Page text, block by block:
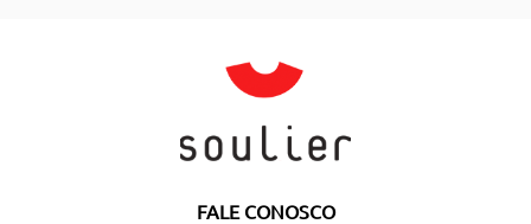
FALE CONOSCO